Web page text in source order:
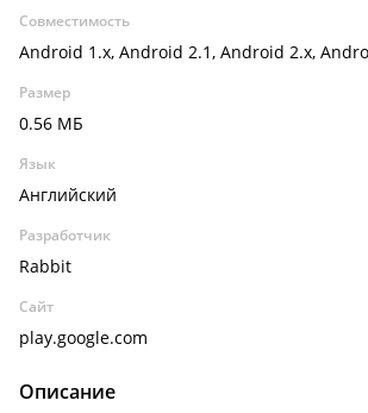
Совместимость
Android 1.x, Android 2.1, Android 2.x,
Размер
0.56 МБ
Язык
Английский
Разработчик
Rabbit
Сайт
play.google.com
Описание